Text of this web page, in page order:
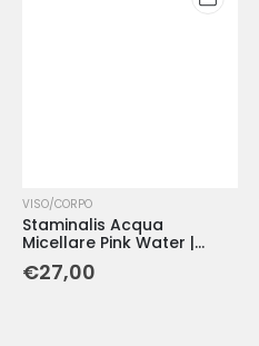
VISO/CORPO
Staminalis Acqua
Micellare Pink Water |
Detergente, Struccante e
Idratante - 500 ml
€27,00